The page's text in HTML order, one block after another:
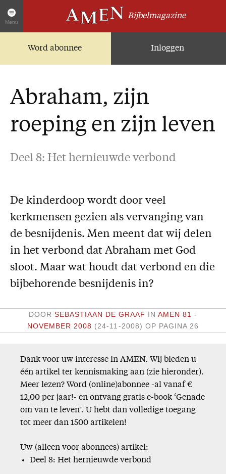
Menu
Bijbelmagazine
Word abonnee Inloggen
Artikelen
Zoek in alle artikelen
Facebook
Over AMEN
Proefnummer AMEN
Missie
Service
Adreswijziging
Vragen en opmerkingen
Bijbelstudieagenda
Abraham, zijn
roeping en zijn leven
Deel 8: Het hernieuwde verbond
De kinderdoop wordt door veel
kerkmensen gezien als vervanging van
de besnijdenis. Men meent dat wij delen
in het verbond dat Abraham met God
sloot. Maar wat houdt dat verbond en die
bijbehorende besnijdenis in?
DOOR SEBASTIAAN DE GRAAF INAMEN 81 -
NOVEMBER 2008 (24-11-2008) OP PAGINA 26
Dank voor uw interesse in AMEN. Wij bieden u
één artikel ter kennismaking aan (zie hieronder).
Meer lezen? Word (online)abonnee -al vanaf €
12,00 per jaar!- en ontvang gratis e-book ‘Genade
om van te leven’. U hebt dan volledige toegang
tot meer dan 1500 artikelen!
Uw (alleen voor abonnees) artikel:
Deel 8: Het hernieuwde verbond